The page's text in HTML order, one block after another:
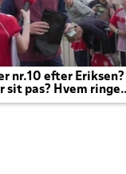
nr.10 efter Eriksen?
sit pas? Hvem ringer
efter kampe?